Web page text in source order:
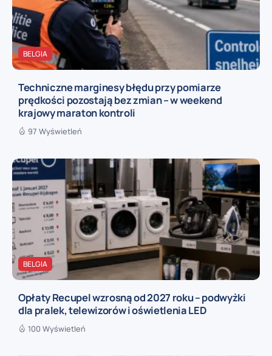
BELGIA
Techniczne marginesy błędu przy pomiarze
prędkości pozostają bez zmian – w weekend
krajowy maraton kontroli
97 Wyświetleń
BELGIA
Opłaty Recupel wzrosną od 2027 roku – podwyżki
dla pralek, telewizorów i oświetlenia LED
100 Wyświetleń